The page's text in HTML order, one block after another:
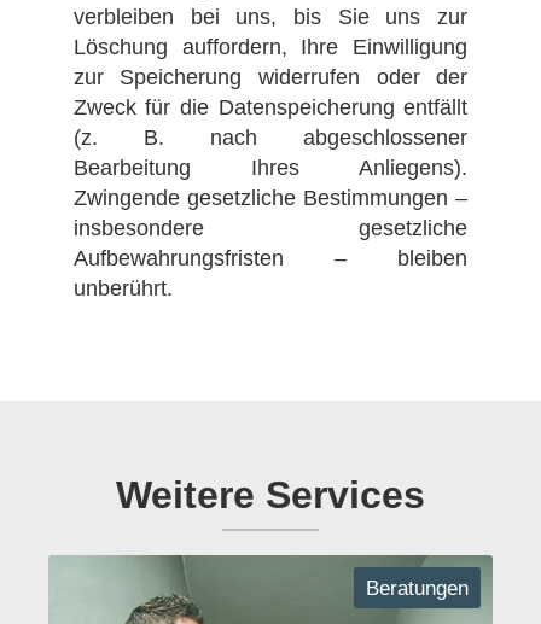
verbleiben bei uns, bis Sie uns zur
Löschung auffordern, Ihre Einwilligung
zur Speicherung widerrufen oder der
Zweck für die Datenspeicherung entfällt
(z. B. nach abgeschlossener
Bearbeitung Ihres Anliegens).
Zwingende gesetzliche Bestimmungen –
insbesondere gesetzliche
Aufbewahrungsfristen – bleiben
unberührt.
Weitere Services
Beratungen